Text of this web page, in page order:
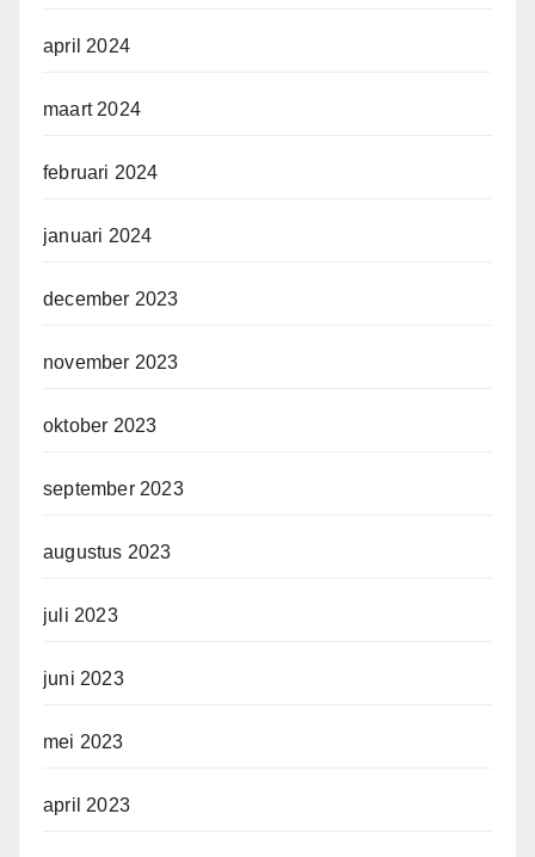
april 2024
maart 2024
februari 2024
januari 2024
december 2023
november 2023
oktober 2023
september 2023
augustus 2023
juli 2023
juni 2023
mei 2023
april 2023